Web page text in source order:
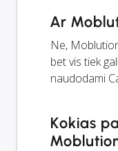
Ar
Ne,
bet vis tiek
naudodami
Kokias